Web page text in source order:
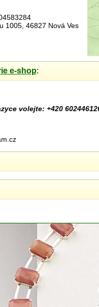
1005, 46827 Nová Ves
e-shop:
volejte: +420